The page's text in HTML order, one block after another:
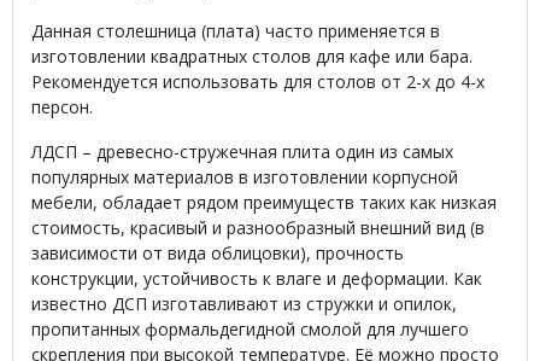
Данная столешница (плата) часто применяется в
изготовлении квадратных столов для кафе или бара.
Рекомендуется использовать для столов от 2-х до 4-х
персон.
ЛДСП – древесно-стружечная плита один из самых
популярных материалов в изготовлении корпусной
мебели, обладает рядом преимуществ таких как низкая
стоимость, красивый и разнообразный внешний вид (в
зависимости от вида облицовки), прочность
конструкции, устойчивость к влаге и деформации. Как
известно ДСП изготавливают из стружки и опилок,
пропитанных формальдегидной смолой для лучшего
скрепления при высокой температуре. Её можно просто